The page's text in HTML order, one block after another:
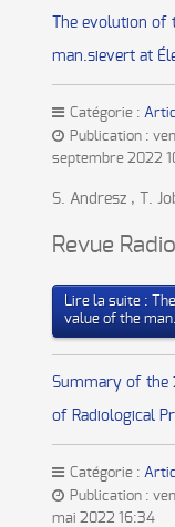
The evolution
man.sievert at
Catégorie :
Publication :
septembre 2022
S. Andresz , T.
Revue
Lire la suite :
value of the
Summary of the
of Radiological
Catégorie :
Publication :
mai 2022 16:34